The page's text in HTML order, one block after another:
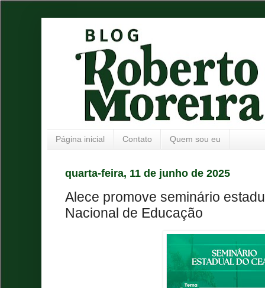
Página inicial Contato Quem sou eu
quarta-feira, 11 de junho de 2025
Alece promove seminário
Nacional de Educação